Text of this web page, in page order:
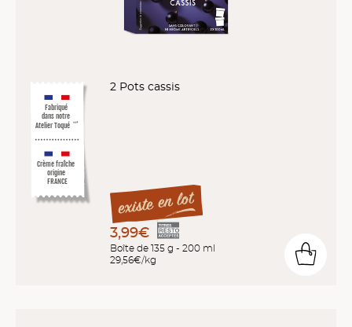
Fabriqué
dans notre
Atelier Toqué
™*
Crème fraîche
origine
FRANCE
2 Pots cassis
3,99€
Boîte de 135 g - 200 ml
29,56€/kg